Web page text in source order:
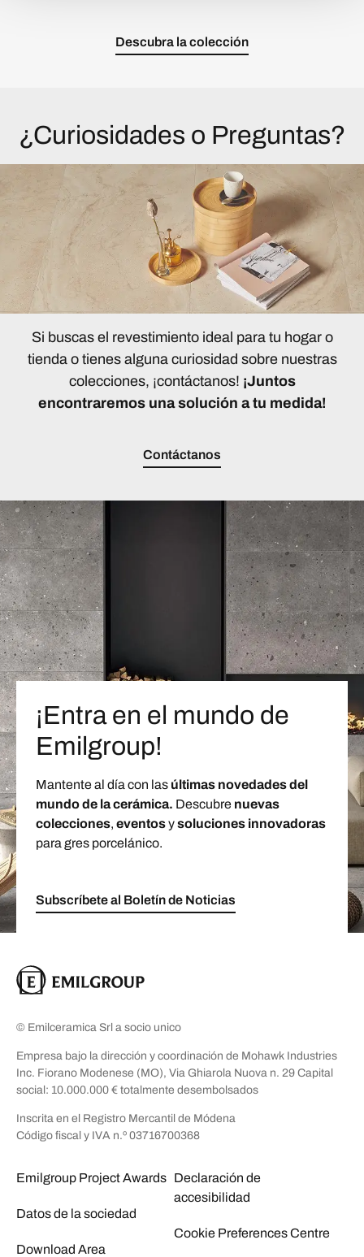
Descubra la colección
¿Curiosidades o Preguntas?
Si buscas el revestimiento ideal para tu hogar o
tienda o tienes alguna curiosidad sobre nuestras
colecciones, ¡contáctanos! ¡Juntos
encontraremos una solución a tu medida!
Contáctanos
¡Entra en el mundo de
Emilgroup!
Mantente al día con las últimas novedades del
mundo de la cerámica. Descubre nuevas
colecciones, eventosysoluciones innovadoras
para gres porcelánico.
Subscríbete al Boletín de Noticias
© Emilceramica Srl a socio unico
Empresa bajo la dirección y coordinación de Mohawk Industries
Inc. Fiorano Modenese (MO), Via Ghiarola Nuova n. 29 Capital
social: 10.000.000 € totalmente desembolsados
Inscrita en el Registro Mercantil de Módena
Código fiscal y IVA n.º 03716700368
Emilgroup Project Awards
Datos de la sociedad
Download Area
Declaración de
accesibilidad
Cookie Preferences Centre